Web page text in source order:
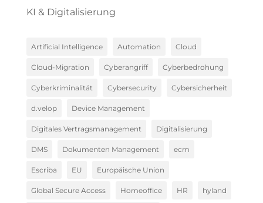
KI & Digitalisierung
Artificial Intelligence Automation Cloud
Cloud-Migration Cyberangriff Cyberbedrohung
Cyberkriminalität Cybersecurity Cybersicherheit
d.velop Device Management
Digitales Vertragsmanagement Digitalisierung
DMS Dokumenten Management ecm
Escriba EU Europäische Union
Global Secure Access Homeoffice HR hyland